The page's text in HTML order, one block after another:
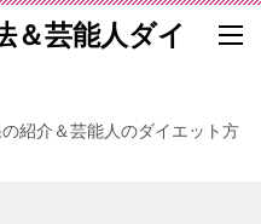
＆芸能人ダイ
紹介＆芸能人のダイエット方